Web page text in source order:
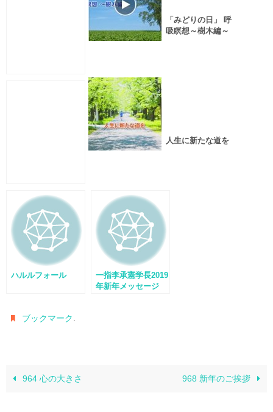
「みどりの日」 呼
吸瞑想～樹木編～
人生に新たな道を
ハルルフォール
一指李承憲学長2019
年新年メッセージ
ブックマーク.
964 心の大きさ 968 新年のご挨拶